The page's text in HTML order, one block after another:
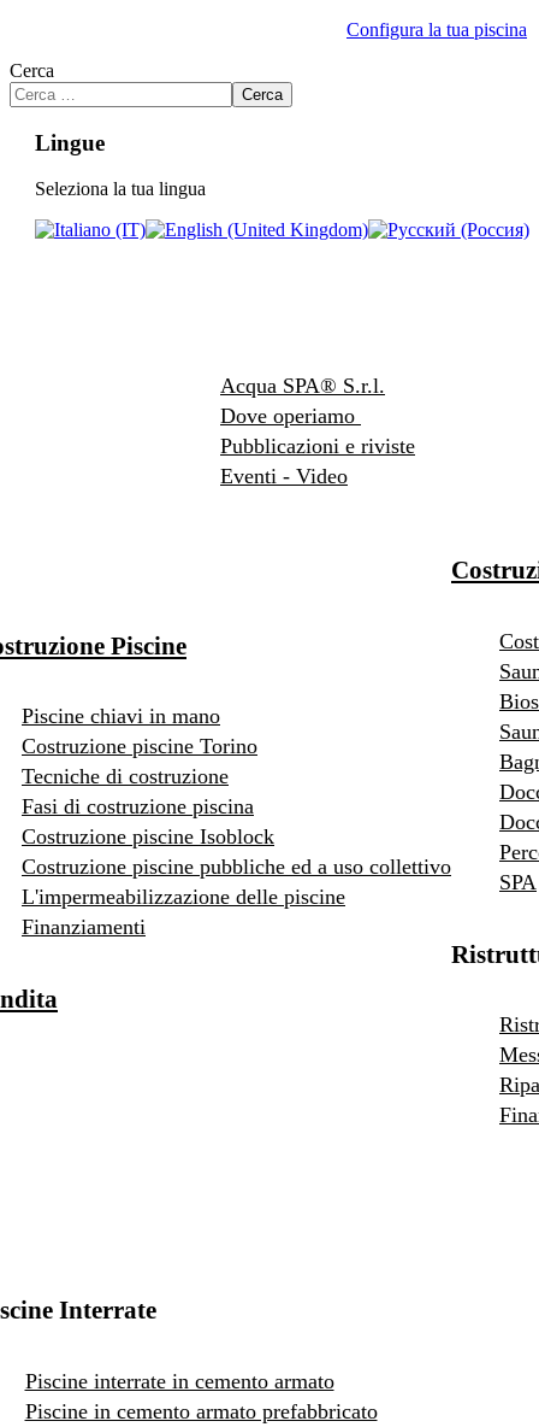
Configura la tua piscina
Cerca
Cerca
Lingue
Seleziona la tua lingua
Acqua SPA® S.r.l.
Dove operiamo
Pubblicazioni e riviste
Eventi - Video
Piscine
Piscine chiavi in mano
Costruzione piscine Torino
Tecniche di costruzione
Fasi di costruzione piscina
Costruzione piscine Isoblock
Costruzione piscine pubbliche ed a uso collettivo
L'impermeabilizzazione delle piscine
Finanziamenti
SPA
Interrate
Piscine interrate in cemento armato
Piscine in cemento armato prefabbricato